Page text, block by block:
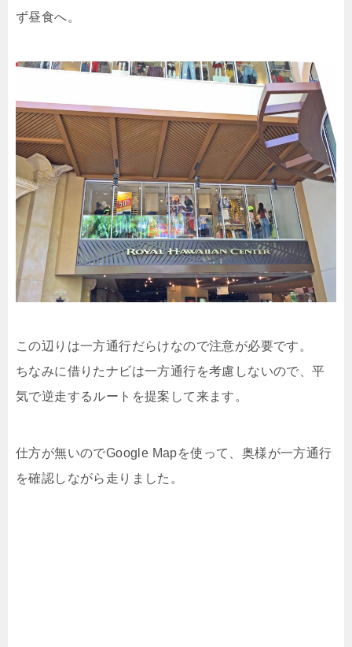
ず昼食へ。
この辺りは一方通行だらけなので注意が必要です。
ちなみに借りたナビは一方通行を考慮しないので、平
気で逆走するルートを提案して来ます。
仕方が無いのでGoogle Mapを使って、奥様が一方通行
を確認しながら走りました。